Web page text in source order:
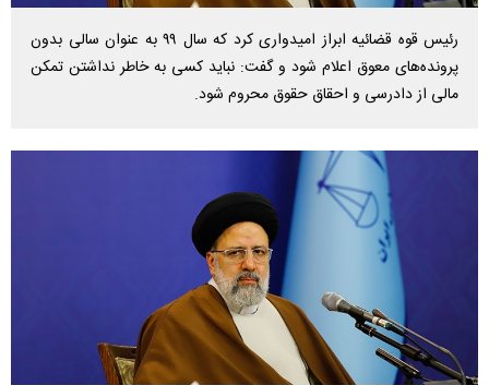
رئیس قوه قضائیه ابراز امیدواری کرد که سال ۹۹ به عنوان سالی بدون
پرونده‌های معوق اعلام شود و گفت: نباید کسی به خاطر نداشتن تمکن
مالی از دادرسی و احقاق حقوق محروم شود.